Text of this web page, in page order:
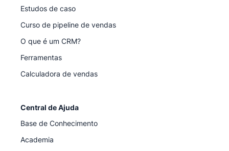
Estudos de caso
Curso de pipeline de vendas
O que é um CRM?
Ferramentas
Calculadora de vendas
Central de Ajuda
Base de Conhecimento
Academia